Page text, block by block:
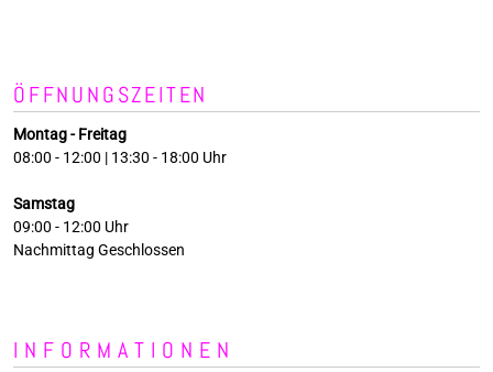
ÖFFNUNGSZEITEN
Montag - Freitag
08:00 - 12:00 | 13:30 - 18:00 Uhr
Samstag
09:00 - 12:00 Uhr
Nachmittag Geschlossen
INFORMATIONEN